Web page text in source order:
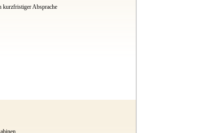
kurzfristiger Absprache